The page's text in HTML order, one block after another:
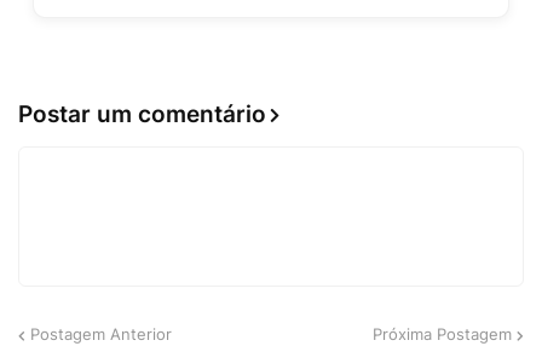
Postar um comentário
Postagem Anterior Próxima Postagem